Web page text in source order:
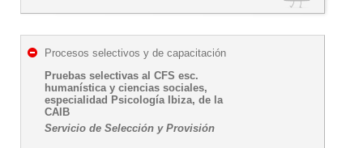
Procesos selectivos y de capacitación
Pruebas selectivas al CFS esc.
humanística y ciencias sociales,
especialidad Psicología Ibiza, de la
CAIB
Servicio de Selección y Provisión